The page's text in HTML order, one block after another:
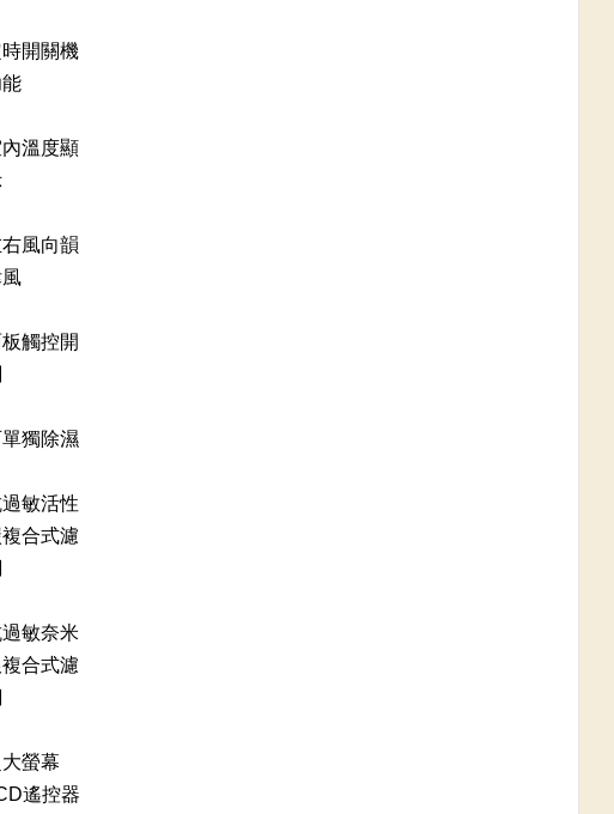
開關機
溫度顯
風向韻
觸控開
獨除濕
敏活性
合式濾
敏奈米
合式濾
螢幕
遙控器